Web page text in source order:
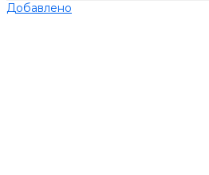
Добавлено